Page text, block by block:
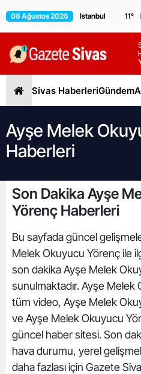
08 Ağustos 2026 11°
Sivas HaberleriGündem
Ayşe Melek
Haberleri
Son Dakika Ayşe
Yörenç Haberleri
Bu sayfada güncel
Melek Okuyucu Yörenç ile
son dakika Ayşe Melek
sunulmaktadır. Ayşe Melek
tüm video, Ayşe Melek
ve Ayşe Melek Okuyucu
güncel haber sitesi. Son
hava durumu, yerel
daha fazlası için Gazete